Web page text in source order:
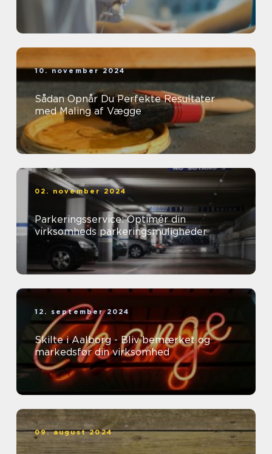
10. november 2024
Sådan Opnår Du Perfekte Resultater
med Maling af Vægge
02. november 2024
Parkeringsservice: Optimér din
virksomheds parkeringsmuligheder
12. september 2024
Skilte i Aalborg - Bliv bemærket og
markedsfør din virksomhed
09. august 2024